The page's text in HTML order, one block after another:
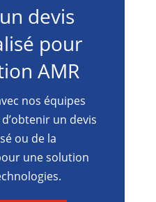
devis
pour
AMR
nos équipes
un devis
ou de la
une solution